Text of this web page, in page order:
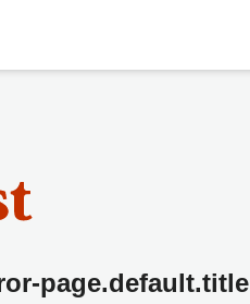
page.default.title